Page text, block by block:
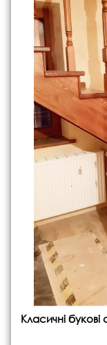
Класичні букові